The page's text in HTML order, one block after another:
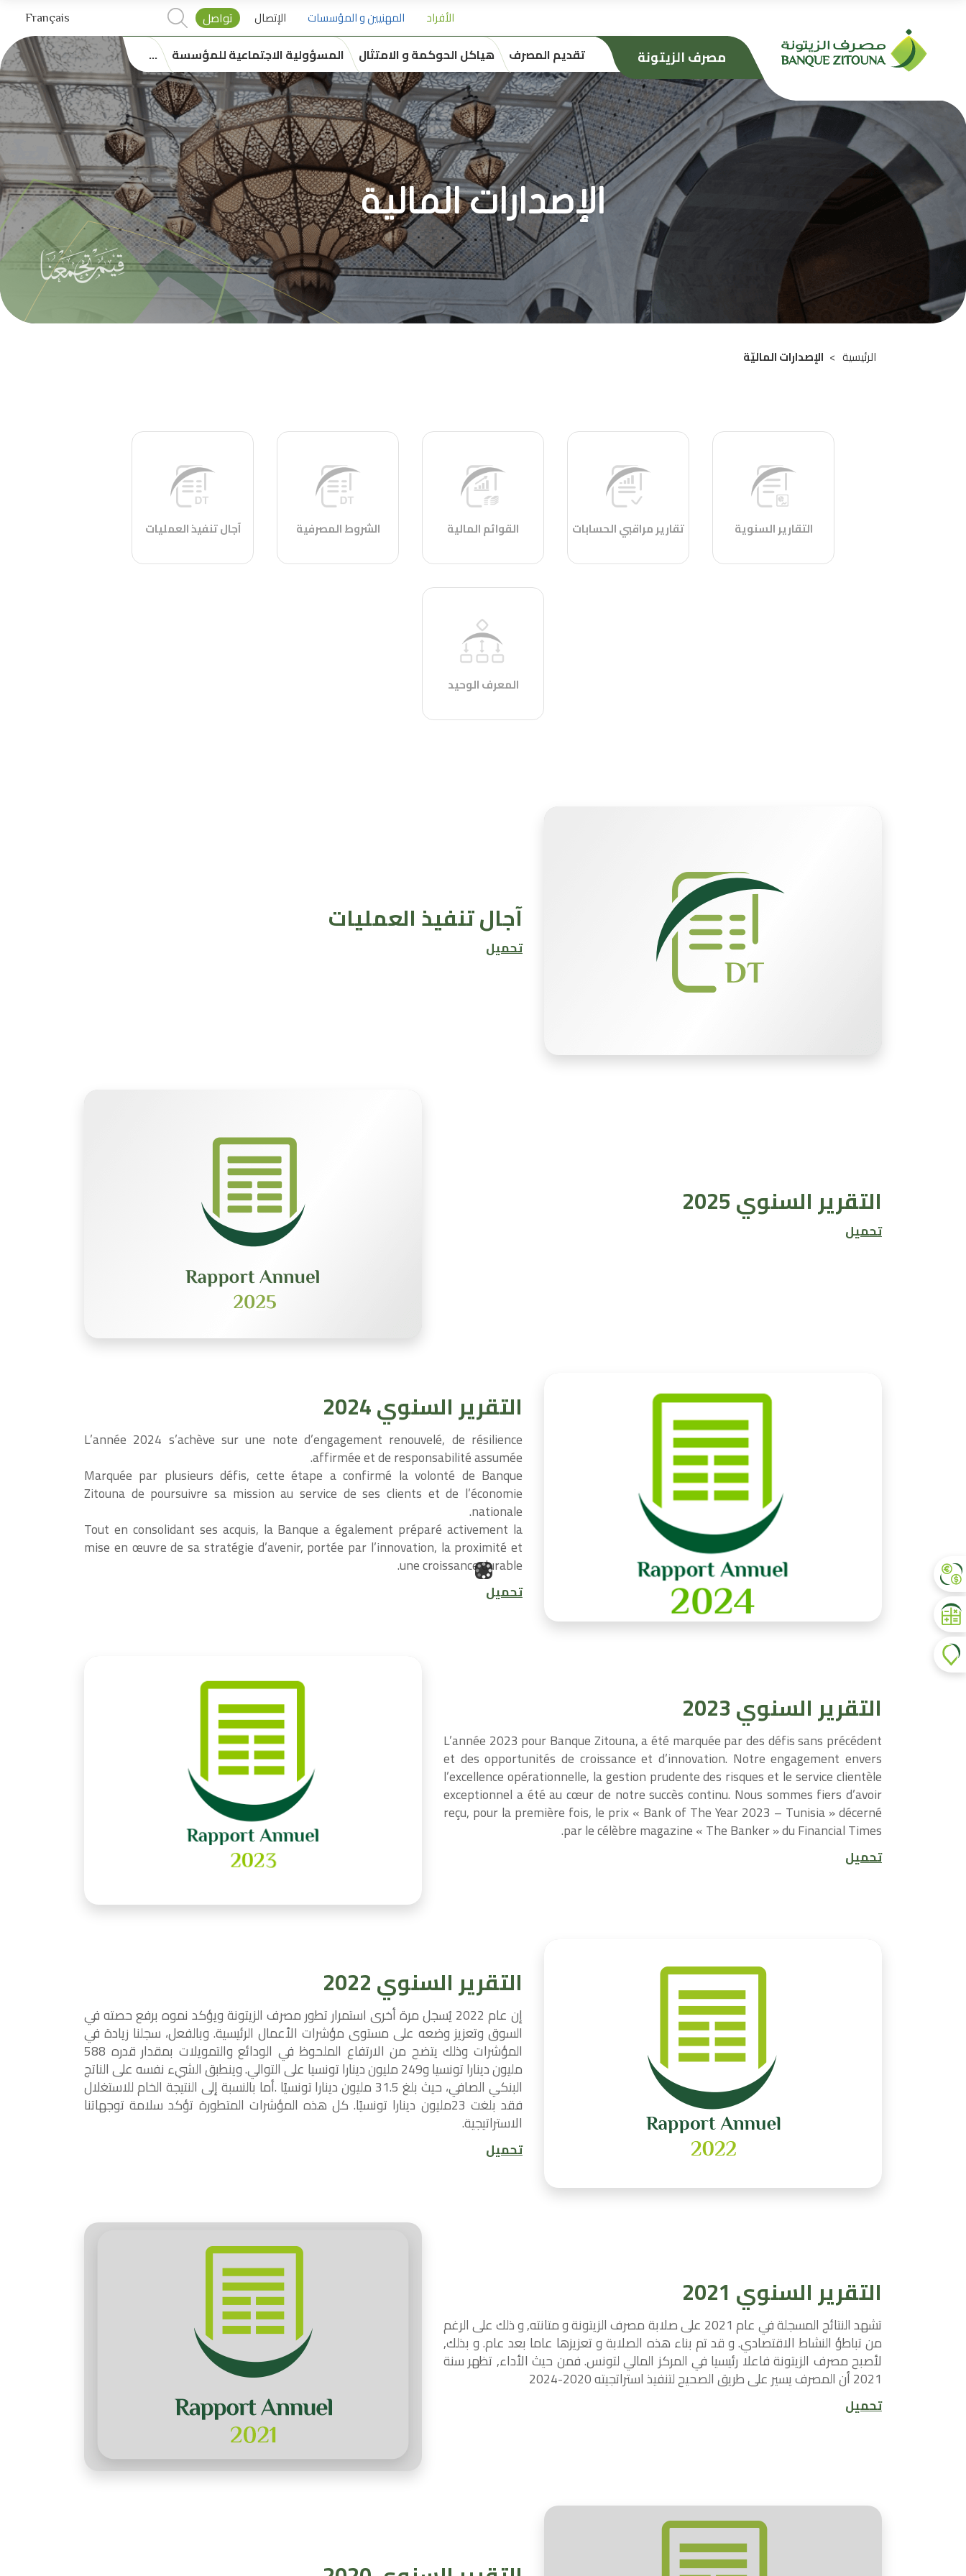
الرئيسي
الأفراد المهنيين و المؤسسات الإتصال تواصل Français
مصرف الزيتونة تقديم المصرف هياكل الحوكمة و الامتثال المسؤولية الاجتماعية للمؤسسة ...
الإصدارات المالية
Breadcrumb
الرئيسية الإصدارات الماليّة
التقارير السنوية تقارير مراقبي الحسابات القوائم المالية الشروط المصرفية آجال تنفيذ العمليات
المعرف الوحيد
آجال تنفيذ العمليات
تحميل
التقرير السنوي 2025
تحميل
التقرير السنوي 2024
L’année 2024 s’achève sur une note d’engagement renouvelé, de résilience
affirmée et de responsabilité assumée.
Marquée par plusieurs défis, cette étape a confirmé la volonté de Banque
Zitouna de poursuivre sa mission au service de ses clients et de l’économie
nationale.
Tout en consolidant ses acquis, la Banque a également préparé activement la
mise en œuvre de sa stratégie d’avenir, portée par l’innovation, la proximité et
une croissance durable.
تحميل
التقرير السنوي 2023
L’année 2023 pour Banque Zitouna, a été marquée par des défis sans précédent
et des opportunités de croissance et d’innovation. Notre engagement envers
l’excellence opérationnelle, la gestion prudente des risques et le service clientèle
exceptionnel a été au cœur de notre succès continu. Nous sommes fiers d’avoir
reçu, pour la première fois, le prix « Bank of The Year 2023 – Tunisia » décerné
par le célèbre magazine « The Banker » du Financial Times.
تحميل
التقرير السنوي 2022
إن عام 2022 يُسجل مرة أخرى استمرار تطور مصرف الزيتونة ويؤكد نموه برفع حصته في
السوق وتعزيز وضعه على مستوى مؤشرات الأعمال الرئيسية. وبالفعل، سجلنا زيادة في
المؤشرات وذلك يتضح من الارتفاع الملحوظ في الودائع والتمويلات بمقدار قدره 588
مليون دينارا تونسيا و249 مليون دينارا تونسيا على التوالي. وينطبق الشيء نفسه على الناتج
البنكي الصافي، حيث بلغ 31.5 مليون دينارا تونسيًا .أما بالنسبة إلى النتيجة الخام للاستغلال
فقد بلغت 23مليون دينارا تونسيًا. كل هذه المؤشرات المتطورة تؤكد سلامة توجهاتنا
الاستراتيجية.
تحميل
التقرير السنوي 2021
تشهد النتائج المسجلة في عام 2021 على صلابة مصرف الزيتونة و متانته, و ذلك على الرغم
من تباطؤ النشاط الاقتصادي. و قد تم بناء هذه الصلابة و تعزيزها عاما بعد عام. و بذلك,
لأصبح مصرف الزيتونة فاعلا رئيسيا في المركز المالي لتونس. فمن حيث الأداء, تظهر سنة
2021 أن المصرف يسير على طريق الصحيح لتنفيذ استراتجيته 2020-2024
تحميل